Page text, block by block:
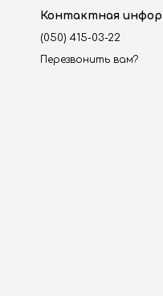
Контактная
(050) 415-03-22
Перезвонить вам?